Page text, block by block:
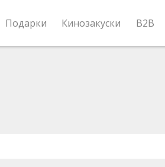
Подарки Кинозакуски B2B